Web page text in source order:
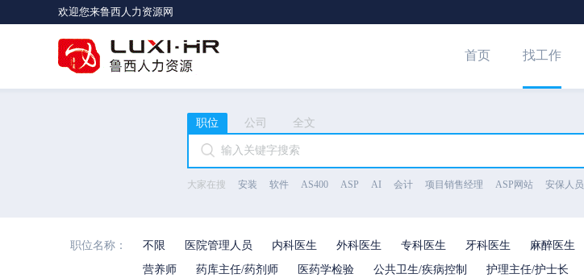
欢迎您来鲁西人力资源网
首页 找工作
职位 公司 全文
大家在搜 安装 软件 AS400 ASP AI 会计 项目销售经理 ASP网站 安保人员
职位名称： 不限 医院管理人员 内科医生 外科医生 专科医生 牙科医生 麻醉医生
营养师
药库主任/药剂师 医药学检验 公共卫生/疾病控制 护理主任/护士长